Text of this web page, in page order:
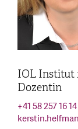
IOL Institut
Dozentin
+41 58 257 16 14